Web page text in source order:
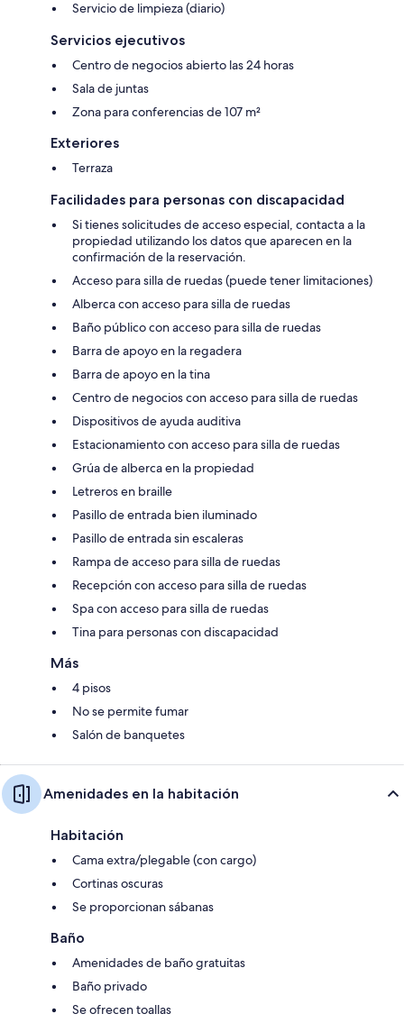
Servicio de limpieza (diario)
Servicios ejecutivos
Centro de negocios abierto las 24 horas
Sala de juntas
Zona para conferencias de 107 m²
Exteriores
Terraza
Facilidades para personas con discapacidad
Si tienes solicitudes de acceso especial, contacta a la
propiedad utilizando los datos que aparecen en la
confirmación de la reservación.
Acceso para silla de ruedas (puede tener limitaciones)
Alberca con acceso para silla de ruedas
Baño público con acceso para silla de ruedas
Barra de apoyo en la regadera
Barra de apoyo en la tina
Centro de negocios con acceso para silla de ruedas
Dispositivos de ayuda auditiva
Estacionamiento con acceso para silla de ruedas
Grúa de alberca en la propiedad
Letreros en braille
Pasillo de entrada bien iluminado
Pasillo de entrada sin escaleras
Rampa de acceso para silla de ruedas
Recepción con acceso para silla de ruedas
Spa con acceso para silla de ruedas
Tina para personas con discapacidad
Más
4 pisos
No se permite fumar
Salón de banquetes
Amenidades en la habitación
Habitación
Cama extra/plegable (con cargo)
Cortinas oscuras
Se proporcionan sábanas
Baño
Amenidades de baño gratuitas
Baño privado
Se ofrecen toallas